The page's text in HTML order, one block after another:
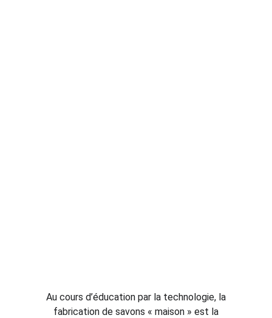
Au cours d’éducation par la technologie, la
fabrication de savons « maison » est la